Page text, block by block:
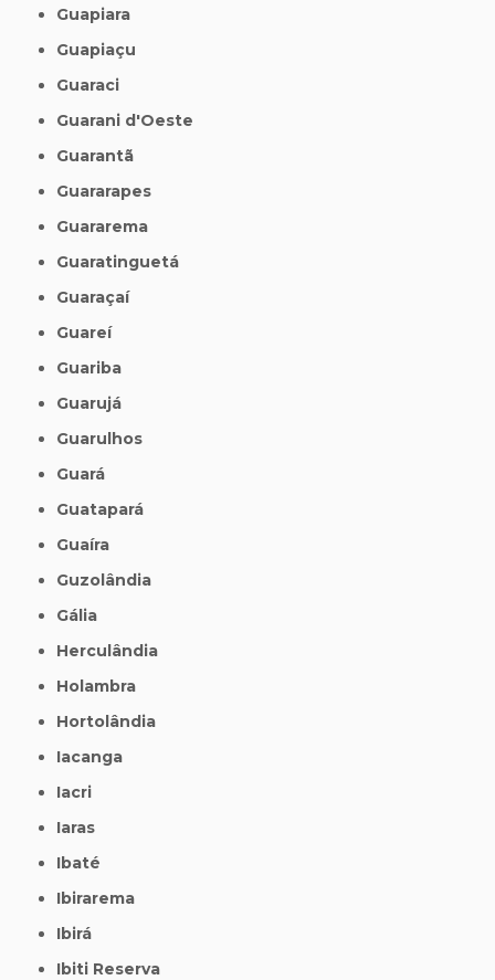
Guapiara
Guapiaçu
Guaraci
Guarani d'Oeste
Guarantã
Guararapes
Guararema
Guaratinguetá
Guaraçaí
Guareí
Guariba
Guarujá
Guarulhos
Guará
Guatapará
Guaíra
Guzolândia
Gália
Herculândia
Holambra
Hortolândia
Iacanga
Iacri
Iaras
Ibaté
Ibirarema
Ibirá
Ibiti Reserva